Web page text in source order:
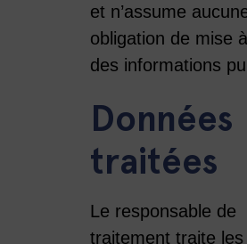
et n’assume
obligation de mise
des informations
Données
traitées
Le responsable de
traitement traite les